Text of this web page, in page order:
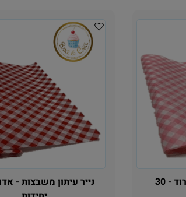
נייר עיתון משבצות - ורוד - 30